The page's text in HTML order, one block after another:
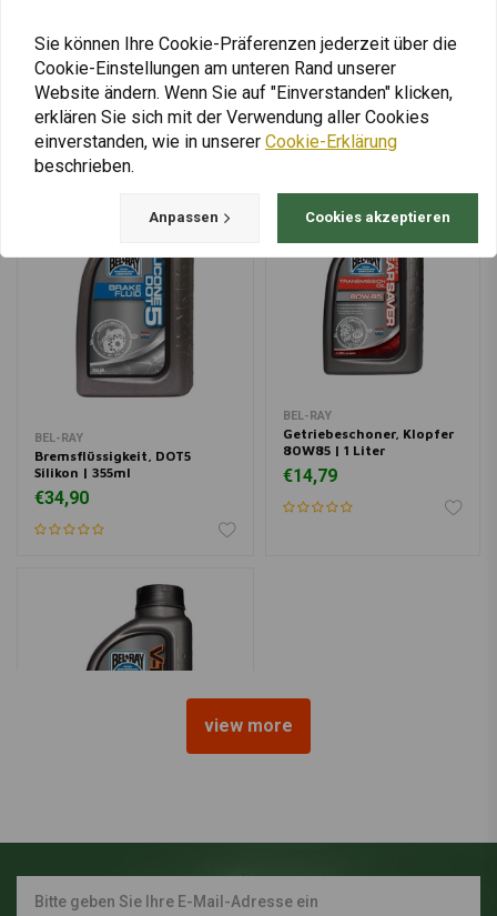
Mehr laden
BEL-RAY
Bremsflüssigkeit, DOT5
Silikon | 355ml
€34,90
BEL-RAY
Getriebeschoner, Klopfer
80W85 | 1 Liter
€14,79
Sportübertragungsflüssigkeit
view more
Sie können Ihre Cookie-Präferenzen jederzeit über die
Cookie-Einstellungen am unteren Rand unserer
Website ändern. Wenn Sie auf "Einverstanden" klicken,
erklären Sie sich mit der Verwendung aller Cookies
einverstanden, wie in unserer Cookie-Erklärung
beschrieben.
Anpassen Cookies akzeptieren